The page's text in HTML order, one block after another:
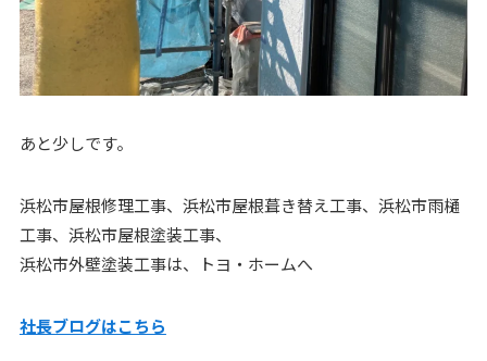
あと少しです。
浜松市屋根修理工事、浜松市屋根葺き替え工事、浜松市雨樋
工事、浜松市屋根塗装工事、
浜松市外壁塗装工事は、トヨ・ホームへ
社長ブログはこちら